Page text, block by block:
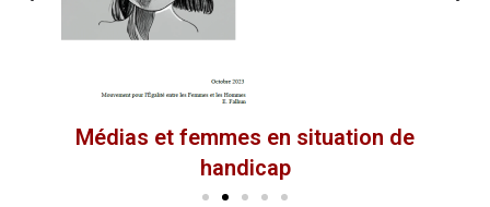
Médias et femmes en situation de
handicap